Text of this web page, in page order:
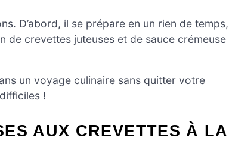
D’abord, il se prépare en un rien de temps,
de crevettes juteuses et de sauce crémeuse
un voyage culinaire sans quitter votre
!
AUX CREVETTES À LA